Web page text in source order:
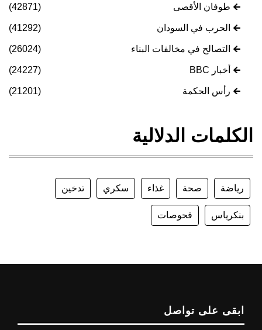
طوفان الأقصى (42871)
الحرب في السودان (41292)
التصالح في مخالفات البناء (26024)
أخبار BBC (24227)
رأس الحكمة (21201)
الكلمات الدلالية
رياضة صحة غذاء سكري تدخين
بنكرياس فحوصات
ابقى على تواصل